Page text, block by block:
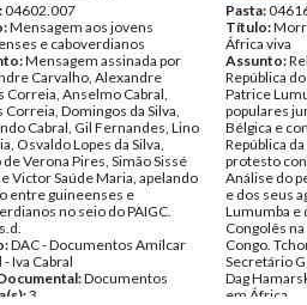
04602.007
Mensagem aos jovens
e caboverdianos
Mensagem assinada por
Carvalho, Alexandre
Correia, Anselmo Cabral,
Correia, Domingos da Silva,
Cabral, Gil Fernandes, Lino
Osvaldo Lopes da Silva,
Verona Pires, Simão Sissé
Victor Saúde Maria, apelando
entre guineenses e
no seio do PAIGC.
s.d.
DAC - Documentos Amílcar
- Iva Cabral
Documentos
3
Pasta:
Título:
África viva
Assunto:
República
Patrice
populares
Bélgica e
República
protesto
Análise do
e dos seus
Lumumba e
Congolês
Congo.
Secretário
Dag
em África.